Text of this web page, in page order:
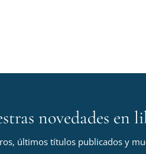
novedades en
últimos títulos publicados y